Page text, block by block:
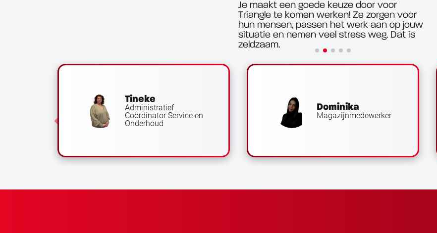
Tineke
Administratief
Coördinator Service en
Onderhoud
Je maakt een goede keuze door voor
Triangle te komen werken! Ze zorgen voor
hun mensen, passen het werk aan op jouw
situatie en nemen veel stress weg. Dat is
zeldzaam.
Dominika
Magazijnmedewerker